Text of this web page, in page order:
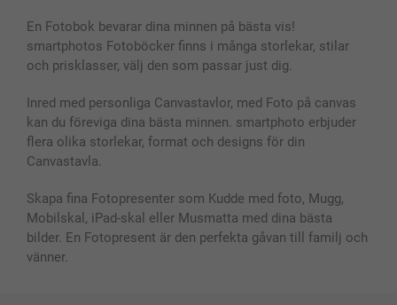
Skal till Mobil & Surfplatta
MyNameBook
Fotoramar & Tillbehör
Presentkort
Alla fotoprodukter
Sitemap
Villkor och garantier
smartbonus
Priser & betalning
En Fotobok bevarar dina minnen på bästa vis!
smartphotos Fotoböcker finns i många storlekar, stilar
och prisklasser, välj den som passar just dig.
Inred med personliga Canvastavlor, med Foto på canvas
kan du föreviga dina bästa minnen. smartphoto erbjuder
flera olika storlekar, format och designs för din
Canvastavla.
Skapa fina Fotopresenter som Kudde med foto, Mugg,
Mobilskal, iPad-skal eller Musmatta med dina bästa
bilder. En Fotopresent är den perfekta gåvan till familj och
vänner.